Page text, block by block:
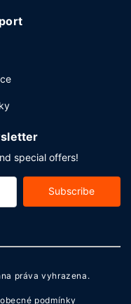
special offers!
Subscribe
práva vyhrazena.
podmínky